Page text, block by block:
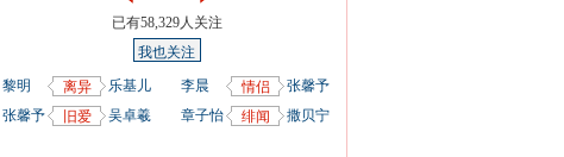
已有58,329人关注
我也关注
黎明 离异
乐基儿
张馨予
旧爱 吴卓羲
李晨 情侣
张馨予
章子怡
绯闻 撒贝宁